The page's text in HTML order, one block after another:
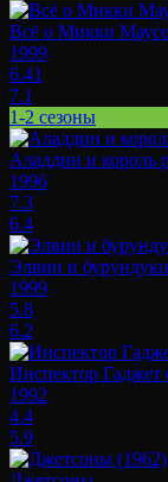
Всё о Микки Маусе
1999
6.41
7.1
1-2 сезоны
Аладдин и король
1996
7.3
6.4
Элвин и
1999
5.8
6.2
Инспектор Гаджет
1992
4.4
5.9